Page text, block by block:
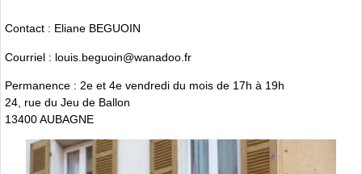
Contact : Eliane BEGUOIN
Courriel : louis.beguoin@wanadoo.fr
Permanence : 2e et 4e vendredi du mois de 17h à 19h
24, rue du Jeu de Ballon
13400 AUBAGNE